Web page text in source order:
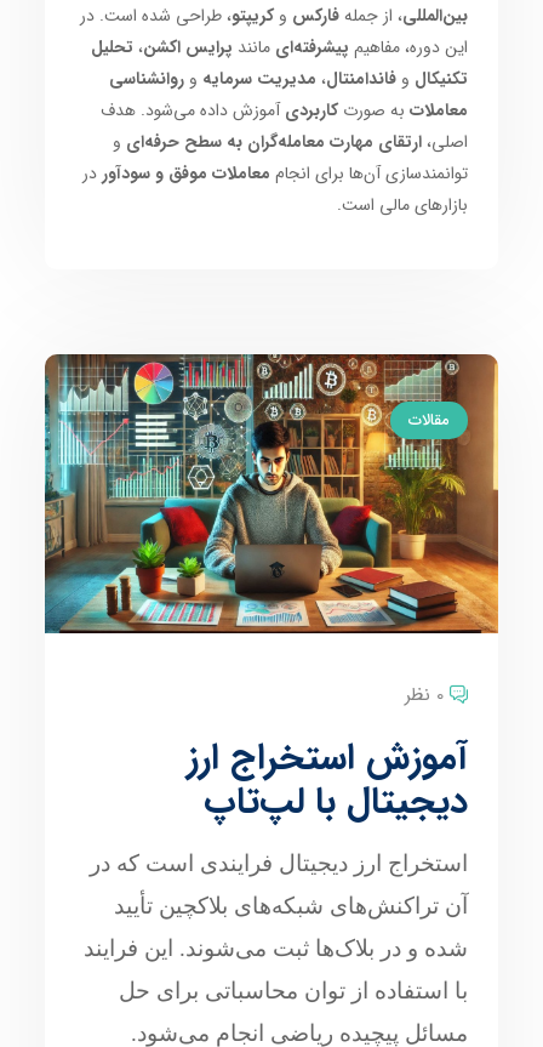
بین‌المللی، از جملهفارکس وکریپتو، طراحی شده است. در
این دوره، مفاهیم پیشرفته‌ای مانند پرایس اکشن، تحلیل
تکنیکال وفاندامنتال، مدیریت سرمایه وروانشناسی
معاملات به صورتکاربردیآموزش داده می‌شود. هدف
اصلی،ارتقای مهارت معامله‌گران به سطح حرفه‌ای و
توانمندسازی آن‌ها برای انجام معاملات موفق و سودآور در
بازارهای مالی است.
مقالات
0 نظر
آموزش استخراج ارز
دیجیتال با لپ‌تاپ
استخراج ارز دیجیتال فرایندی است که در
آن تراکنش‌های شبکه‌های بلاکچین تأیید
شده و در بلاک‌ها ثبت می‌شوند. این فرایند
با استفاده از توان محاسباتی برای حل
مسائل پیچیده ریاضی انجام می‌شود.